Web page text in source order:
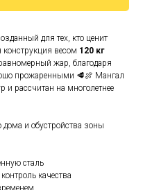
для тех, кто ценит
конструкция весом 120 кг
жар, благодаря
прожаренными 🥩🍖 Мангал
и рассчитан на многолетнее
дома и обустройства зоны
сталь
качества